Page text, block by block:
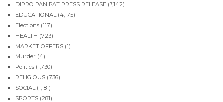
DIPRO PANIPAT PRESS RELEASE (7,142)
EDUCATIONAL (4,175)
Elections (117)
HEALTH (723)
MARKET OFFERS (1)
Murder (4)
Politics (1,730)
RELIGIOUS (736)
SOCIAL (1,181)
SPORTS (281)